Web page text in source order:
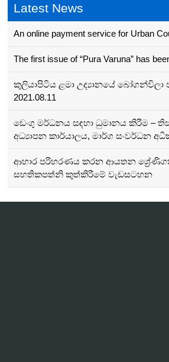
Latest News
An online payment service for Urban
The first issue of “Pura Varuna” has
කුලියාපිටිය ළමා උද්‍යානයේ බෝගන්විලා
2021.08.11
ඩෙංගු මර්ධනය සඳහා ධුමානය කිරීම –
අධ්‍යාපන කාර්යාලය, මාර්ග සංවර්ධන
ආහාර පරිහරණය කරන ආයතන
සහතිකපත්නි කුත්කිරීමේ වැඩසටහන